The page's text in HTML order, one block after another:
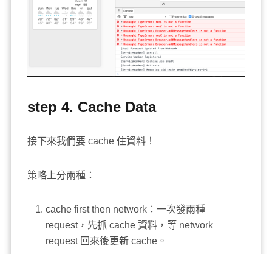
step 4. Cache Data
接下來我們要 cache 住資料！
策略上分兩種：
cache first then network：一次發兩種
request，先抓 cache 資料，等 network
request 回來後更新 cache。